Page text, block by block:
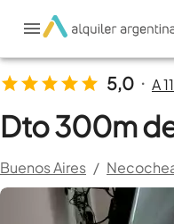
5,0 • A
Dto 300m
Buenos Aires /